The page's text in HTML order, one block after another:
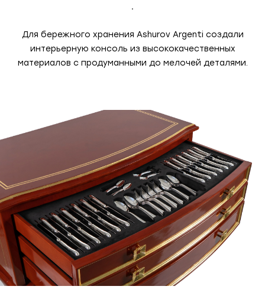
.
Для бережного хранения Ashurov Argenti создали
интерьерную консоль из высококачественных
материалов с продуманными до мелочей деталями.